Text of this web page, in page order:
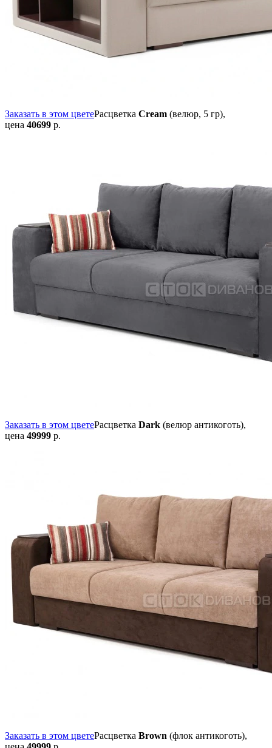
Заказать в этом цветеРасцветка Cream (велюр, 5 гр),
цена 40699 р.
Заказать в этом цветеРасцветка Dark (велюр антикоготь),
цена 49999 р.
Заказать в этом цветеРасцветка Brown (флок антикоготь),